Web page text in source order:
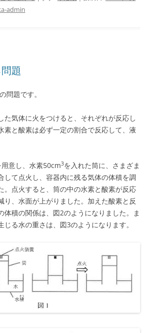
admin
題
問題です。
た気体に火をつけると、それぞれが反応し
素と酸素は必ず一定の割合で反応して、液
意し、水素50cm3を入れた筒に、さまざま
して点火し、容器内に残る気体の体積を調
。点火すると、筒の中の水素と酸素が反応
り、水面が上がりました。加えた酸素と反
体積の関係は、図2のようになりました。ま
じる水の重さは、図3のようになります。